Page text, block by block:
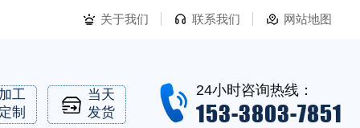
关于我们 联系我们 网站地图
工
制
当天
发货
24小时咨询热线：
153-3803-7851